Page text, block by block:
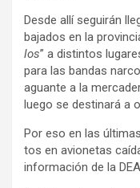
Desde allí segui­rán
baja­dos en la
los” a dis­tin­tos
para las ban­das
aguante a la
luego se des­ti­nará a
Por eso en las
tos en avio­ne­tas
infor­ma­ción de la